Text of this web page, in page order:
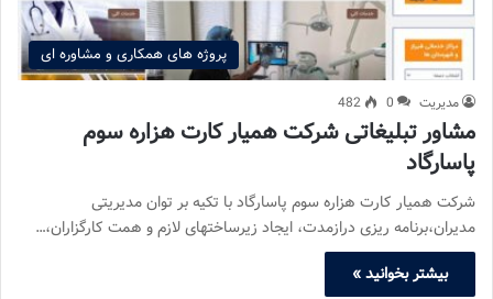
پروژه های همکاری و مشاوره ای
مدیریت 0
482
مشاور تبلیغاتی شرکت همیار کارت هزاره سوم
پاسارگاد
شرکت همیار کارت هزاره سوم پاسارگاد با تکیه بر توان مدیریتی
مدیران،برنامه ریزی درازمدت، ایجاد زیرساختهای لازم و همت کارگزاران،…
بیشتر بخوانید »